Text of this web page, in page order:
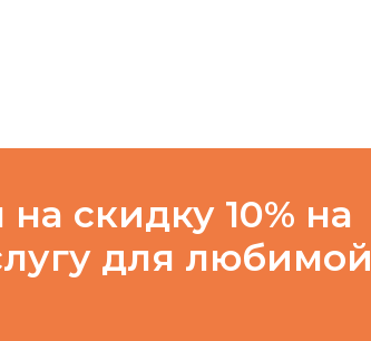
на скидку 10% на
для любимой